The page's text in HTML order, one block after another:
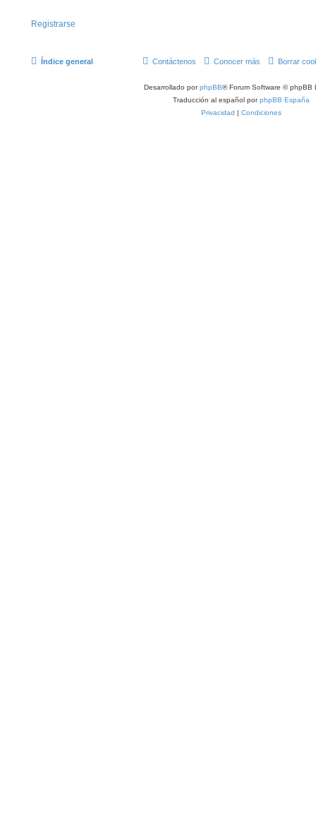
Registrarse
Índice general Borrar
Conocer más
Contáctenos
Desarrollado porphpBB® Forum Software © phpBB
Traducción al español porphpBB España
Privacidad | Condiciones